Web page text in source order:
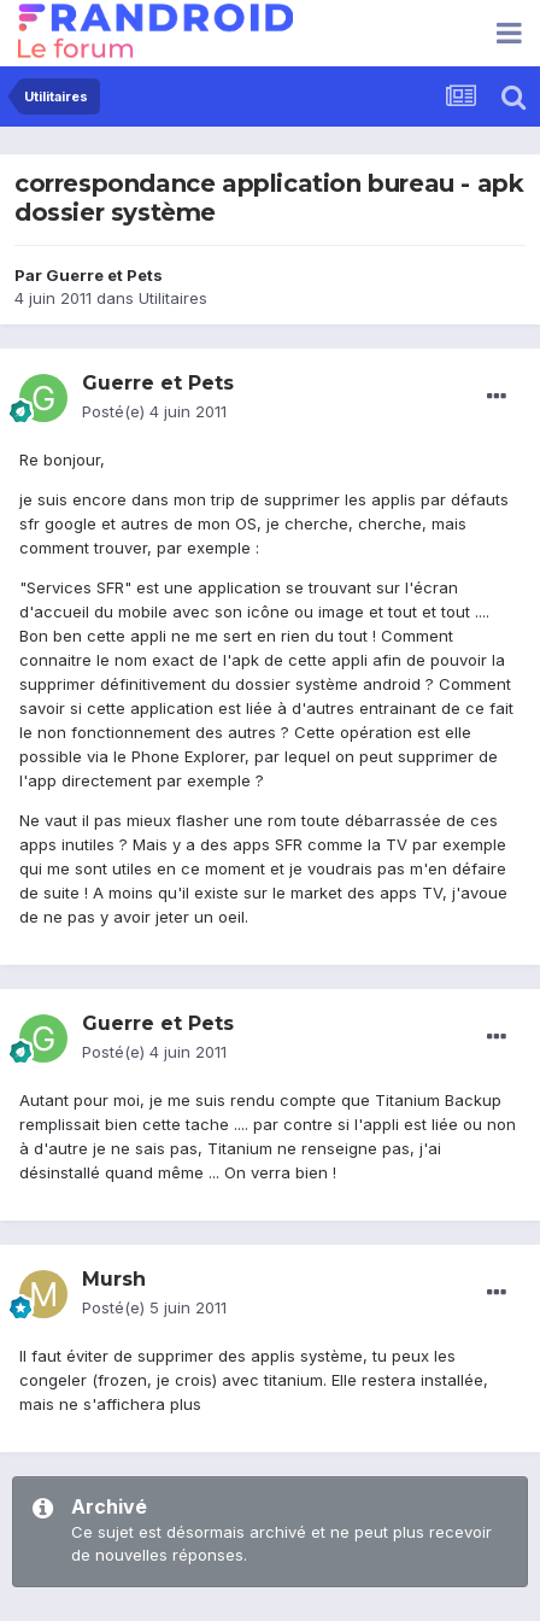
Utilitaires
correspondance application bureau - apk
dossier système
Par Guerre et Pets
4 juin 2011 dans Utilitaires
Guerre et Pets
Posté(e) 4 juin 2011
Re bonjour,
je suis encore dans mon trip de supprimer les applis par défauts
sfr google et autres de mon OS, je cherche, cherche, mais
comment trouver, par exemple :
"Services SFR" est une application se trouvant sur l'écran
d'accueil du mobile avec son icône ou image et tout et tout ....
Bon ben cette appli ne me sert en rien du tout ! Comment
connaitre le nom exact de l'apk de cette appli afin de pouvoir la
supprimer définitivement du dossier système android ? Comment
savoir si cette application est liée à d'autres entrainant de ce fait
le non fonctionnement des autres ? Cette opération est elle
possible via le Phone Explorer, par lequel on peut supprimer de
l'app directement par exemple ?
Ne vaut il pas mieux flasher une rom toute débarrassée de ces
apps inutiles ? Mais y a des apps SFR comme la TV par exemple
qui me sont utiles en ce moment et je voudrais pas m'en défaire
de suite ! A moins qu'il existe sur le market des apps TV, j'avoue
de ne pas y avoir jeter un oeil.
Guerre et Pets
Posté(e) 4 juin 2011
Autant pour moi, je me suis rendu compte que Titanium Backup
remplissait bien cette tache .... par contre si l'appli est liée ou non
à d'autre je ne sais pas, Titanium ne renseigne pas, j'ai
désinstallé quand même ... On verra bien !
Mursh
Posté(e) 5 juin 2011
Il faut éviter de supprimer des applis système, tu peux les
congeler (frozen, je crois) avec titanium. Elle restera installée,
mais ne s'affichera plus
Archivé
Ce sujet est désormais archivé et ne peut plus recevoir
de nouvelles réponses.